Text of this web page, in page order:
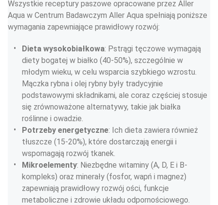
Wszystkie receptury paszowe opracowane przez Aller
Aqua w Centrum Badawczym Aller Aqua spełniają poniższe
wymagania zapewniające prawidłowy rozwój:
Dieta wysokobiałkowa: Pstrągi tęczowe wymagają
diety bogatej w białko (40-50%), szczególnie w
młodym wieku, w celu wsparcia szybkiego wzrostu.
Mączka rybna i olej rybny były tradycyjnie
podstawowymi składnikami, ale coraz częściej stosuje
się zrównoważone alternatywy, takie jak białka
roślinne i owadzie.
Potrzeby energetyczne: Ich dieta zawiera również
tłuszcze (15-20%), które dostarczają energii i
wspomagają rozwój tkanek.
Mikroelementy: Niezbędne witaminy (A, D, E i B-
kompleks) oraz minerały (fosfor, wapń i magnez)
zapewniają prawidłowy rozwój ości, funkcje
metaboliczne i zdrowie układu odpornościowego.